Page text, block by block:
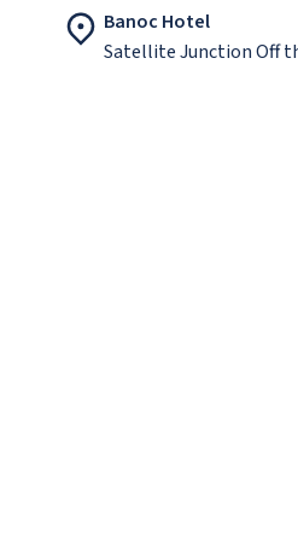
Banoc Hotel
Satellite Junction Off